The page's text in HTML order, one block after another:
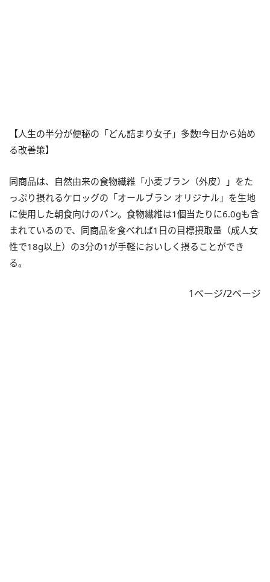
【人生の半分が便秘の「どん詰まり女子」多数!今日から始め
る改善策】
同商品は、自然由来の食物繊維「小麦ブラン（外皮）」をた
っぷり摂れるケロッグの「オールブラン オリジナル」を生地
に使用した朝食向けのパン。食物繊維は1個当たりに6.0gも含
まれているので、同商品を食べれば1日の目標摂取量（成人女
性で18g以上）の3分の1が手軽においしく摂ることができ
る。
1ページ/2ページ